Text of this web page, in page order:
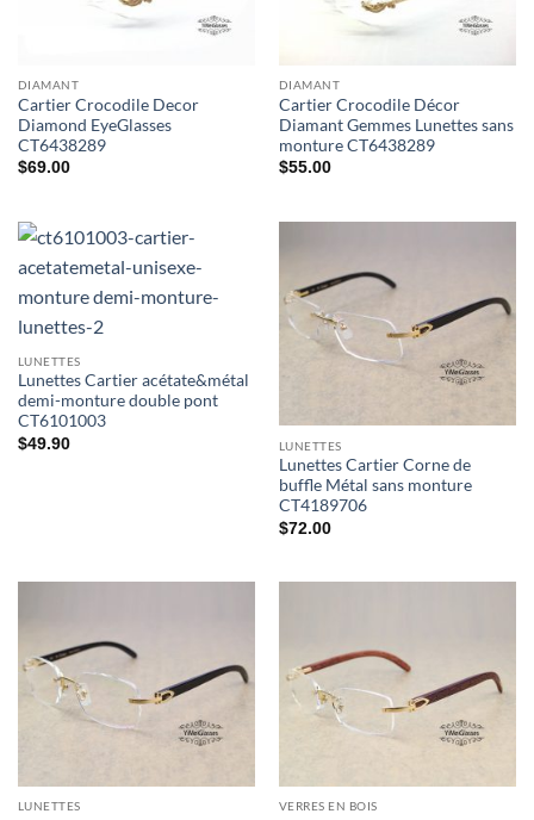
DIAMANT
Cartier Crocodile Decor
Diamond EyeGlasses
CT6438289
$69.00
DIAMANT
Cartier Crocodile Décor
Diamant Gemmes Lunettes sans
monture CT6438289
$55.00
LUNETTES
Lunettes Cartier acétate&métal
demi-monture double pont
CT6101003
$49.90 LUNETTES
Lunettes Cartier Corne de
buffle Métal sans monture
CT4189706
$72.00
LUNETTES VERRES EN BOIS